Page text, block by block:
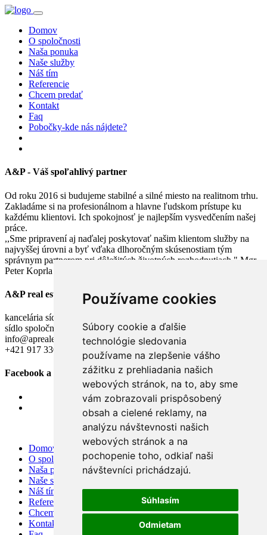
Používame cookies
Súbory cookie a ďalšie
technológie sledovania
používame na zlepšenie vášho
zážitku z prehliadania našich
webových stránok, na to, aby sme
vám zobrazovali prispôsobený
obsah a cielené reklamy, na
analýzu návštevnosti našich
webových stránok a na
pochopenie toho, odkiaľ naši
návštevníci prichádzajú.
Súhlasím
Odmietam
Domov
O spoločnosti
Naša ponuka
Naše služby
Náš tím
Referencie
Chcem predať
Kontakt
Faq
Pobočky-kde nás nájdete?
A&P - Váš spoľahlivý partner
Od roku 2016 si budujeme stabilné a silné miesto na realitnom trhu.
Zakladáme si na profesionálnom a hlavne ľudskom prístupe ku
každému klientovi. Ich spokojnosť je najlepším vysvedčením našej
práce.
,,Sme pripravení aj naďalej poskytovať našim klientom služby na
najvyššej úrovni a byť vďaka dlhoročným skúsenostiam tým
správnym partnerom pri dôležitých životných rozhodnutiach." Mgr.
Peter Koprla a Andrej Fišan - konatelia A&P real estate s. r. o.
A&P real estate s.r.o.
kancelária sídlo: Námestie Oslobodenia 16/5, 905 01 Senica
sídlo spoločnosti: Sadová 3/A, 905 01 Senica
info@aprealestate.sk
+421 917 330 172, +421 905 760 949
Facebook a Instagram
Domov
O spoločnosti
Naša ponuka
Naše služby
Náš tím
Referencie
Chcem predať
Kontakt